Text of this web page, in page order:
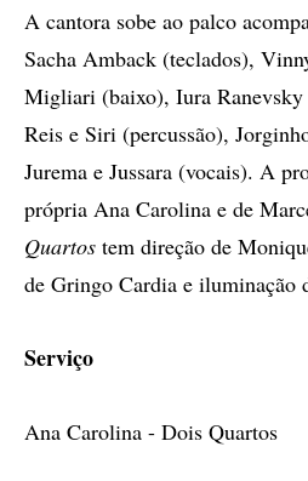
A cantora sobe ao palco
Sacha Amback (teclados),
Migliari (baixo), Iura
Reis e Siri (percussão),
Jurema e Jussara (vocais). A
própria Ana Carolina e de
Quartos tem direção de
de Gringo Cardia e iluminação
Serviço
Ana Carolina - Dois Quartos